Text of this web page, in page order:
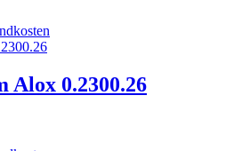
Alox 0.2300.26